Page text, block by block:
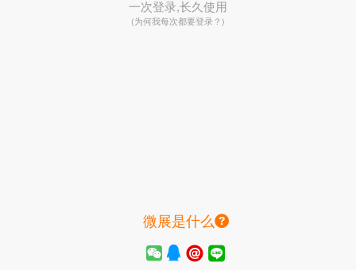
一次登录,长久使用
(为何我每次都要登录？)
微展是什么